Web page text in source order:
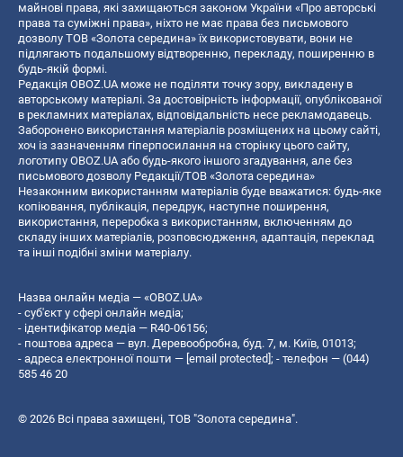
майнові права, які захищаються законом України «Про авторські
права та суміжні права», ніхто не має права без письмового
дозволу ТОВ «Золота середина» їх використовувати, вони не
підлягають подальшому відтворенню, перекладу, поширенню в
будь-якій формі.
Редакція OBOZ.UA може не поділяти точку зору, викладену в
авторському матеріалі. За достовірність інформації, опублікованої
в рекламних матеріалах, відповідальність несе рекламодавець.
Заборонено використання матеріалів розміщених на цьому сайті,
хоч із зазначенням гіперпосилання на сторінку цього сайту,
логотипу OBOZ.UA або будь-якого іншого згадування, але без
письмового дозволу Редакції/ТОВ «Золота середина»
Незаконним використанням матеріалів буде вважатися: будь-яке
копiювання, публiкацiя, передрук, наступне поширення,
використання, переробка з використанням, включенням до
складу інших матеріалів, розповсюдження, адаптація, переклад
та інші подібні зміни матеріалу.
Назва онлайн медіа — «OBOZ.UA»
- суб'єкт у сфері онлайн медіа;
- ідентифікатор медіа — R40-06156;
- поштова адреса — вул. Деревообробна, буд. 7, м. Київ, 01013;
- адреса електронної пошти — [email protected] ; - телефон — (044)
585 46 20
© 2026 Всі права захищені, ТОВ "Золота середина".